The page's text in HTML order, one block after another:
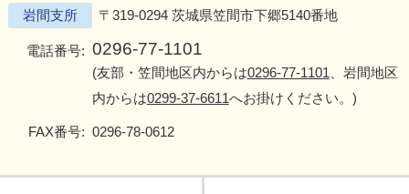
岩間支所 〒319-0294 茨城県笠間市下郷5140番地
電話番号: 0296-77-1101
(友部・笠間地区内からは0296-77-1101 、岩間地区
内からは0299-37-6611へお掛けください。)
FAX番号: 0296-78-0612